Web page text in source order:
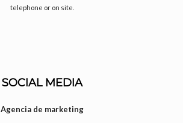
telephone or on site.
SOCIAL MEDIA
Agencia de marketing